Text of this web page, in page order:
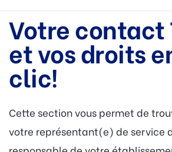
Votre contact
et vos droits
clic!
Cette section vous permet de
votre représentant(e) de service